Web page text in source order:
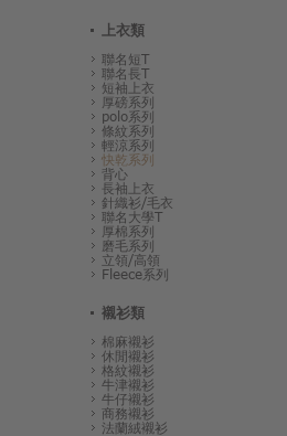
上衣類
聯名短T
聯名長T
短袖上衣
厚磅系列
polo系列
條紋系列
輕涼系列
快乾系列
背心
長袖上衣
針織衫/毛衣
聯名大學T
厚棉系列
磨毛系列
立領/高領
Fleece系列
襯衫類
棉麻襯衫
休閒襯衫
格紋襯衫
牛津襯衫
牛仔襯衫
商務襯衫
法蘭絨襯衫